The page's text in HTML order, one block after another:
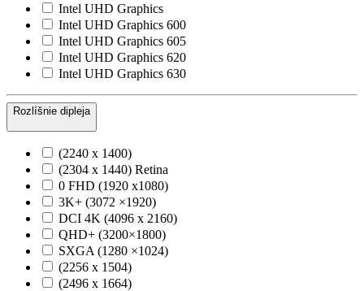
Intel UHD Graphics
Intel UHD Graphics 600
Intel UHD Graphics 605
Intel UHD Graphics 620
Intel UHD Graphics 630
Rozlíšnie dipleja
(2240 x 1400)
(2304 x 1440) Retina
0 FHD (1920 x1080)
3K+ (3072 ×1920)
DCI 4K (4096 x 2160)
QHD+ (3200×1800)
SXGA (1280 ×1024)
(2256 x 1504)
(2496 x 1664)